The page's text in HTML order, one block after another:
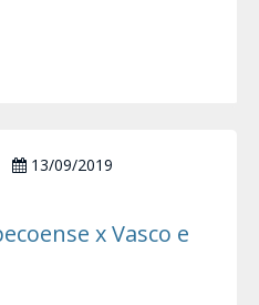
13/09/2019
x Vasco e